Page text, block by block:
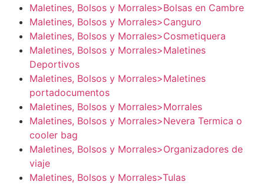
Maletines, Bolsos y Morrales>Bolsas en Cambre
Maletines, Bolsos y Morrales>Canguro
Maletines, Bolsos y Morrales>Cosmetiquera
Maletines, Bolsos y Morrales>Maletines
Deportivos
Maletines, Bolsos y Morrales>Maletines
portadocumentos
Maletines, Bolsos y Morrales>Morrales
Maletines, Bolsos y Morrales>Nevera Termica o
cooler bag
Maletines, Bolsos y Morrales>Organizadores de
viaje
Maletines, Bolsos y Morrales>Tulas